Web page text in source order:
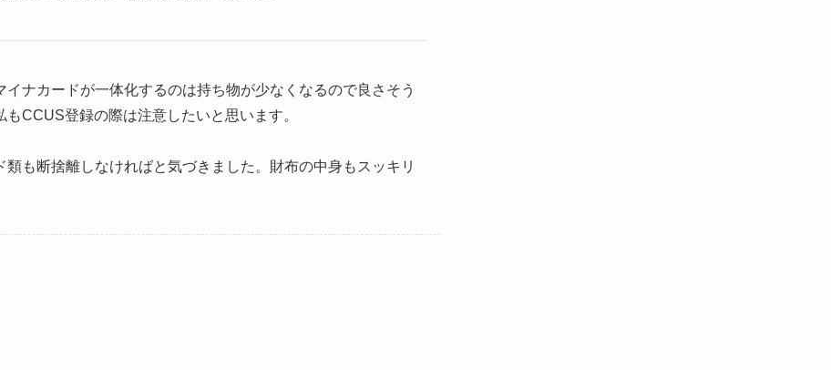
ナカードが一体化するのは持ち物が少なくなるので良さそう
CCUS登録の際は注意したいと思います。
も断捨離しなければと気づきました。財布の中身もスッキリ